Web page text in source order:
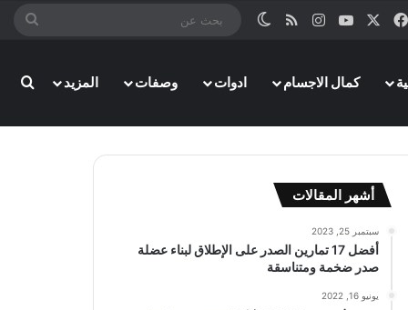
فيسبوك ‫YouTubeانستقرامملخص الموقع RSS
الوضع المظلم
بحث
كمال الاجسام ادوات وصفات المزيد
أشهر المقالات
سبتمبر 25, 2023
أفضل 17 تمارين الصدر على الإطلاق لبناء عضلة
صدر ضخمة ومتناسقة
يونيو 16, 2022